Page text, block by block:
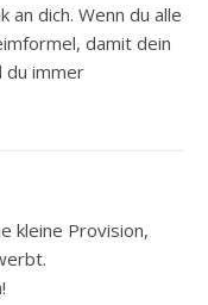
an dich. Wenn du alle
damit dein
du immer
kleine Provision,